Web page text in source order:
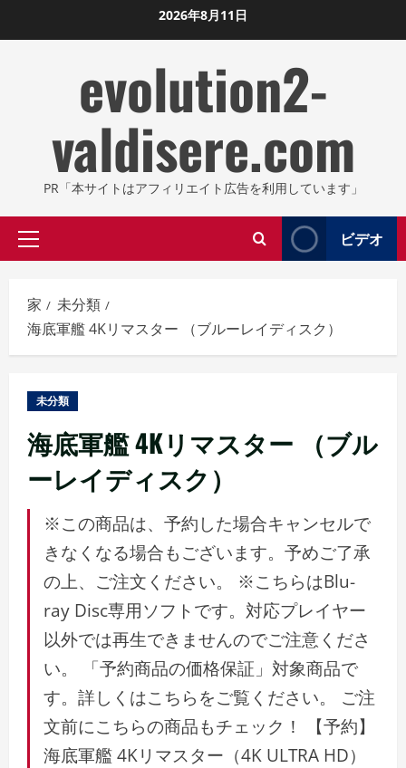
ン
2026年8月11日
evolution2-
valdisere.com
PR「本サイトはアフィリエイト広告を利用しています」
プ
イ
マ
リ
メ
ュ
ー
ビデオ
家
未分類
海底軍艦 4Kリマスター （ブルーレイディスク）
未分類
海底軍艦 4Kリマスター （ブル
ーレイディスク）
※この商品は、予約した場合キャンセルで
きなくなる場合もございます。予めご了承
の上、ご注文ください。 ※こちらはBlu-
ray Disc専用ソフトです。対応プレイヤー
以外では再生できませんのでご注意くださ
い。 「予約商品の価格保証」対象商品で
す。詳しくはこちらをご覧ください。 ご注
文前にこちらの商品もチェック！ 【予約】
海底軍艦 4Kリマスター（4K ULTRA HD）